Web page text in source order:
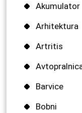
Akumulator
Arhitektura
Artritis
Barvice
Bobni